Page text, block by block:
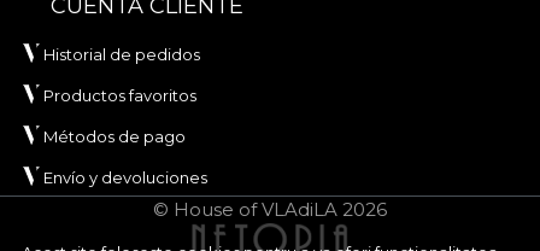
CUENTA CLIENTE
Historial de pedidos
Productos favoritos
Métodos de pago
Envío y devoluciones
© House of VLAdiLA 2026